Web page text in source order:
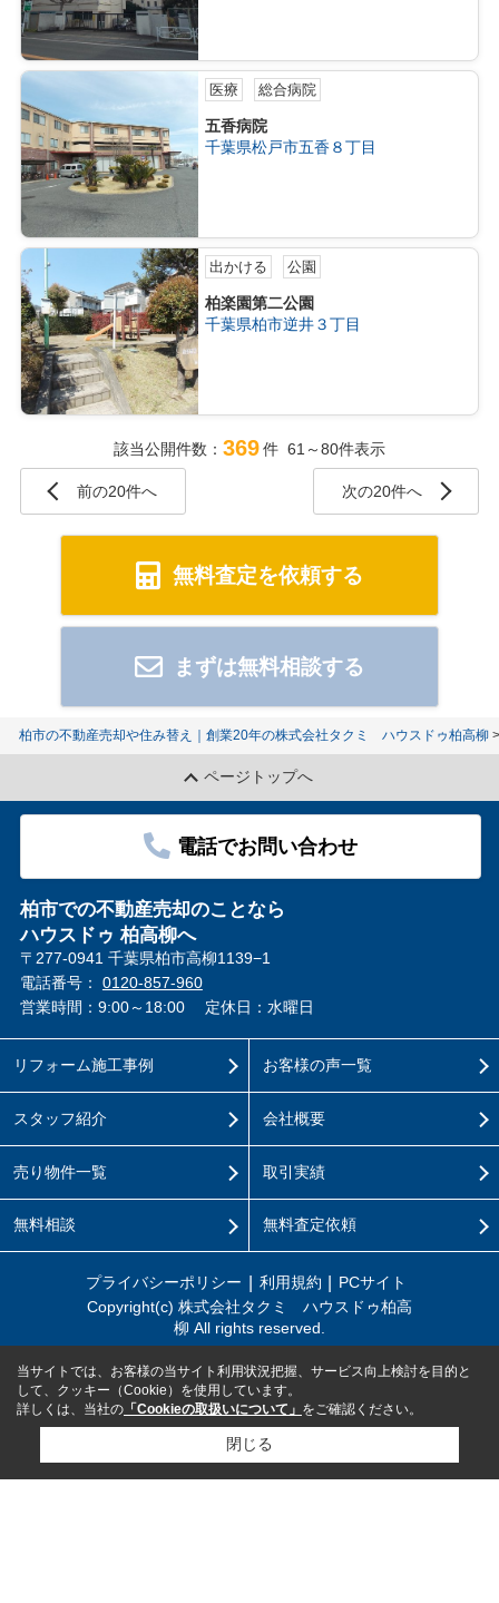
医療 総合病院
五香病院
千葉県松戸市五香８丁目
出かける 公園
柏楽園第二公園
千葉県柏市逆井３丁目
該当公開件数： 369件 61～80件表示
前の20件へ 次の20件へ
無料査定を依頼する
まずは無料相談する
柏市の不動産売却や住み替え｜創業20年の株式会社タクミ ハウスドゥ柏高柳
ページトップへ
電話でお問い合わせ
柏市での不動産売却のことなら
ハウスドゥ 柏高柳へ
〒277-0941 千葉県柏市高柳1139−1
電話番号： 0120-857-960
営業時間：9:00～18:00
定休日：水曜日
リフォーム施工事例
スタッフ紹介
売り物件一覧
無料相談
お客様の声一覧
会社概要
取引実績
無料査定依頼
プライバシーポリシー 利用規約
PCサイト
Copyright(c) 株式会社タクミ ハウスドゥ柏高
柳 All rights reserved.
当サイトでは、お客様の当サイト利用状況把握、サービス向上検討を目的と
して、クッキー（Cookie）を使用しています。
詳しくは、当社の 「Cookieの取扱いについて」 をご確認ください。
閉じる